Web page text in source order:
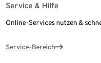
Service & Hilfe
Online-Services nutzen &
Service-Bereich